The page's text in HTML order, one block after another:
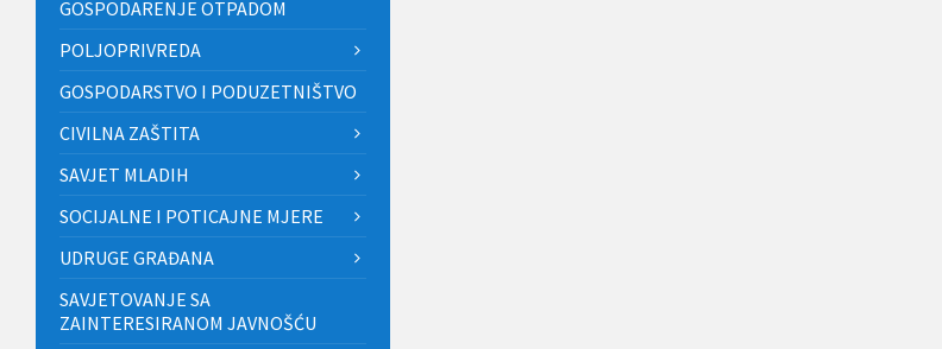
GOSPODARENJE OTPADOM
POLJOPRIVREDA
GOSPODARSTVO I PODUZETNIŠTVO
CIVILNA ZAŠTITA
SAVJET MLADIH
SOCIJALNE I POTICAJNE MJERE
UDRUGE GRAĐANA
SAVJETOVANJE SA
ZAINTERESIRANOM JAVNOŠĆU